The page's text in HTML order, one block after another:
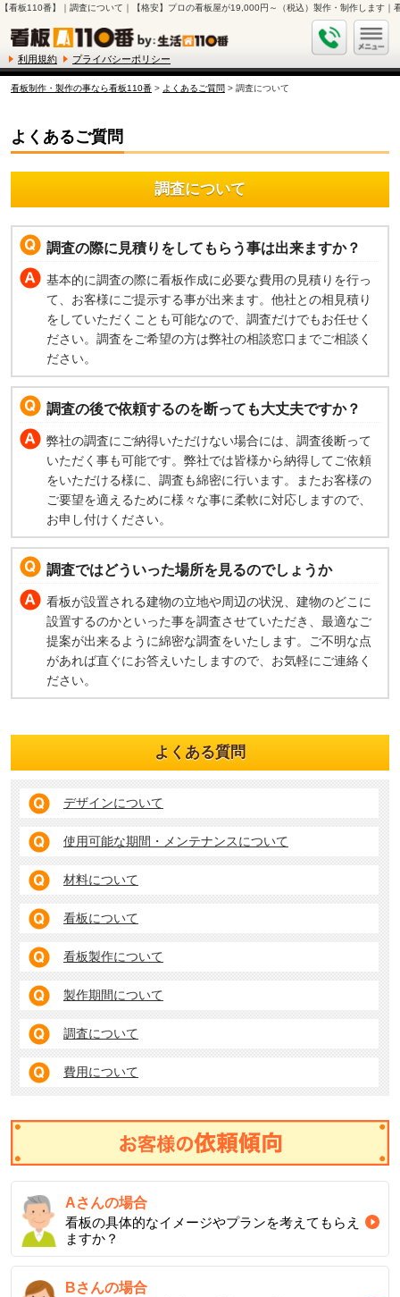
【看板110番】｜調査について｜【格安】プロの看板屋が19,000円～（税込）製作・制作します｜
利用規約 プライバシーポリシー
看板制作・製作の事なら看板110番> よくあるご質問 > 調査について
よくあるご質問
調査について
調査の際に見積りをしてもらう事は出来ますか？
基本的に調査の際に看板作成に必要な費用の見積りを行っ
て、お客様にご提示する事が出来ます。他社との相見積り
をしていただくことも可能なので、調査だけでもお任せく
ださい。調査をご希望の方は弊社の相談窓口までご相談く
ださい。
調査の後で依頼するのを断っても大丈夫ですか？
弊社の調査にご納得いただけない場合には、調査後断って
いただく事も可能です。弊社では皆様から納得してご依頼
をいただける様に、調査も綿密に行います。またお客様の
ご要望を適えるために様々な事に柔軟に対応しますので、
お申し付けください。
調査ではどういった場所を見るのでしょうか
看板が設置される建物の立地や周辺の状況、建物のどこに
設置するのかといった事を調査させていただき、最適なご
提案が出来るように綿密な調査をいたします。ご不明な点
があれば直ぐにお答えいたしますので、お気軽にご連絡く
ださい。
よくある質問
デザインについて
使用可能な期間・メンテナンスについて
材料について
看板について
看板製作について
製作期間について
調査について
費用について
Aさんの場合
看板の具体的なイメージやプランを考えてもらえ
ますか？
Bさんの場合